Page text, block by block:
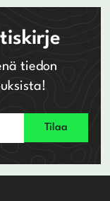
tiedon